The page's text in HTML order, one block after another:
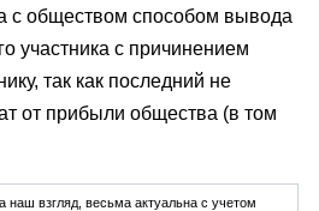
с обществом способом вывода
участника с причинением
так как последний не
от прибыли общества (в том
наш взгляд, весьма актуальна с учетом